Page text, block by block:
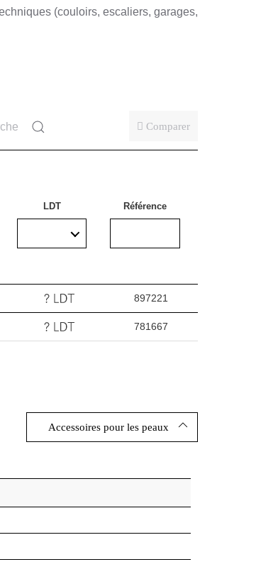
(couloirs, escaliers, garages,
Comparer
LDT Référence
897221
781667
Accessoires pour les peaux